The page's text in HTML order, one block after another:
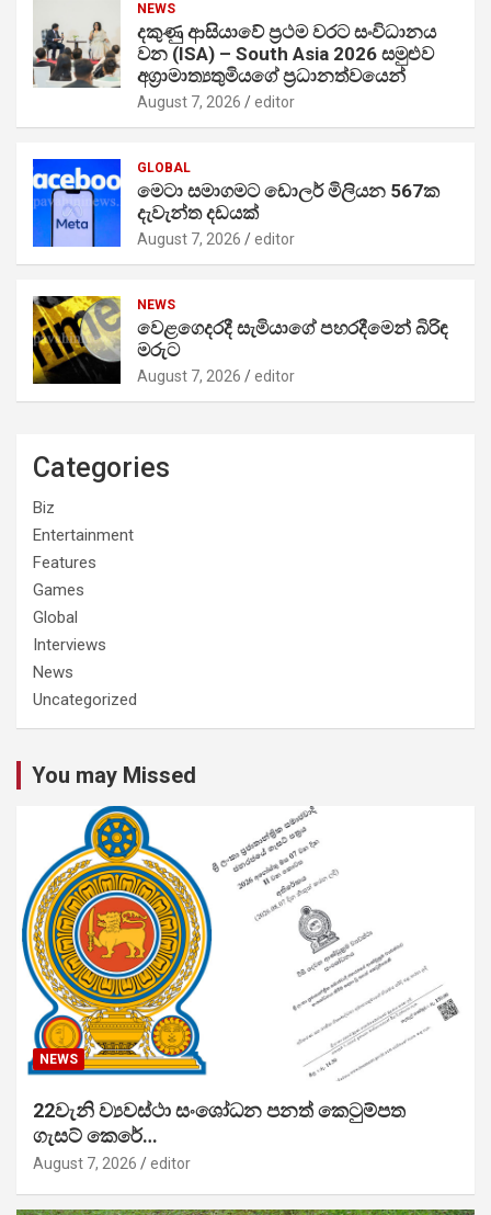
NEWS
දකුණු ආසියාවේ ප්‍රථම වරට සංවිධානය
වන (ISA) – South Asia 2026 සමුළුව
අග්‍රාමාත්‍යතුමියගේ ප්‍රධානත්වයෙන්
August 7, 2026 editor
GLOBAL
මෙටා සමාගමට ඩොලර් මිලියන 567ක
දැවැන්ත දඩයක්
August 7, 2026 editor
NEWS
වෙළගෙදරදී සැමියාගේ පහරදීමෙන් බිරිඳ
මරුට
August 7, 2026 editor
Categories
Biz
Entertainment
Features
Games
Global
Interviews
News
Uncategorized
You may Missed
NEWS
22වැනි ව්‍යවස්ථා සංශෝධන පනත් කෙටුම්පත
ගැසට් කෙරේ…
August 7, 2026 editor